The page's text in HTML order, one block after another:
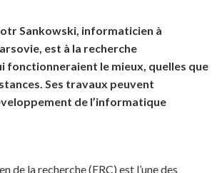
Sankowski, informaticien à
est à la recherche
fonctionneraient le mieux, quelles que
Ses travaux peuvent
de l’informatique
de la recherche (ERC) est l’une des